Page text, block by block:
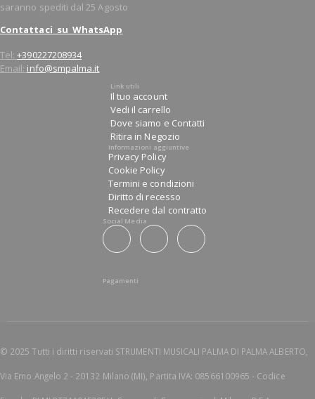
saranno spediti dal 25 Agosto
Contattaci su WhatsApp
Tel:+390227208934
Email: info@smpalma.it
Link utili
Il tuo account
Vedi il carrello
Dove siamo e Contatti
Ritira in Negozio
Informazioni aggiuntive
Privacy Policy
Cookie Policy
Termini e condizioni
Diritto di recesso
Recedere dal contratto
Social Media
Pagamenti
© 2025 Tutti i diritti riservati STRUMENTI MUSICALI PALMA DI PALMA ALBERTO,
Via Emo Angelo 2 - 20132 Milano (MI), Partita IVA: 08566100965 - Codice